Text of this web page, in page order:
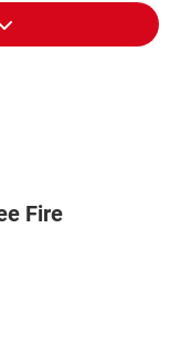
Fire